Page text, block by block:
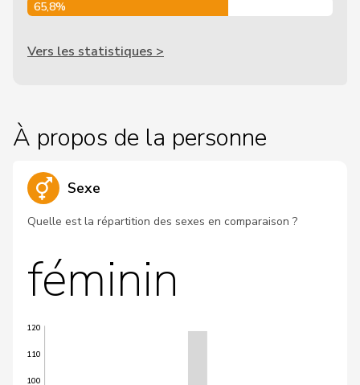
65,8%
Vers les statistiques >
À propos de la personne
Sexe
Quelle est la répartition des sexes en comparaison ?
féminin
100
110
120